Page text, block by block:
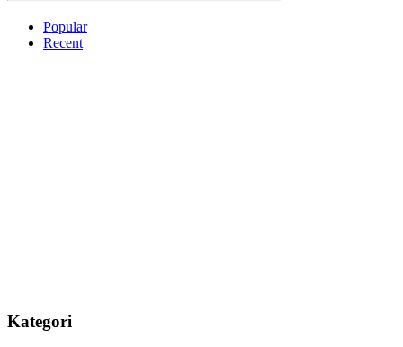
Popular
Recent
Kategori